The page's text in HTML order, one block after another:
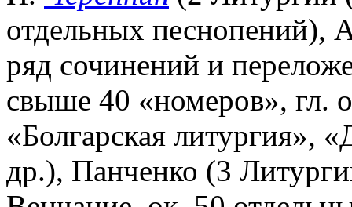
отдельных песнопений),
ряд сочинений и
свыше 40 «номеров», гл.
«Болгарская литургия»,
др.), Панченко (3